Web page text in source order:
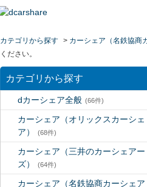
カテゴリから探す > カーシェア（名鉄協商
ください。
カテゴリから探す
dカーシェア全般 (66件)
カーシェア（オリックスカーシェ
ア）
(68件)
カーシェア（三井のカーシェアー
ズ）
(64件)
カーシェア（名鉄協商カーシェ